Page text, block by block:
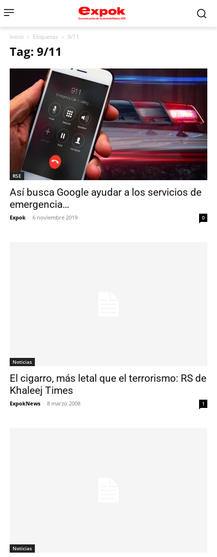
Inicio Etiquetas 9/11
Tag: 9/11
RSE
Así busca Google ayudar a los servicios de
emergencia…
Expok - 6 noviembre 2019 0
Noticias
El cigarro, más letal que el terrorismo: RS de
Khaleej Times
ExpokNews - 8 marzo 2008 1
Noticias